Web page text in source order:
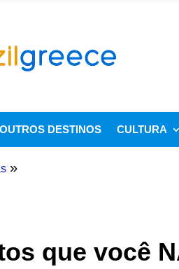
OUTROS DESTINOS CULTURA
»
que você